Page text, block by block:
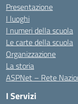
Presentazione
I luoghi
I numeri della scuola
Le carte della scuola
Organizzazione
La storia
ASPNet – Rete
I Servizi